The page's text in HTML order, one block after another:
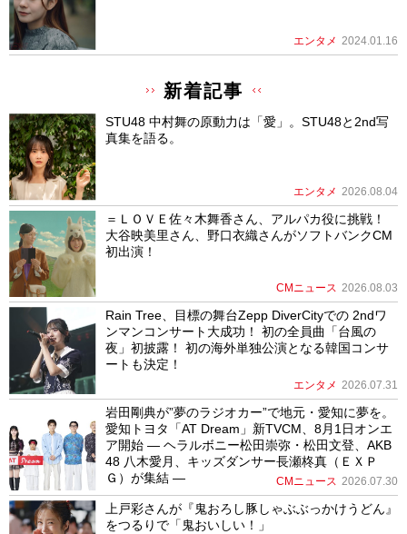
エンタメ 2024.01.16
新着記事
STU48 中村舞の原動力は「愛」。STU48と2nd写
真集を語る。
エンタメ 2026.08.04
＝ＬＯＶＥ佐々木舞香さん、アルパカ役に挑戦！
大谷映美里さん、野口衣織さんがソフトバンクCM
初出演！
CMニュース 2026.08.03
Rain Tree、目標の舞台Zepp DiverCityでの 2ndワ
ンマンコンサート大成功！ 初の全員曲「台風の
夜」初披露！ 初の海外単独公演となる韓国コンサ
ートも決定！
エンタメ 2026.07.31
岩田剛典が”夢のラジオカー”で地元・愛知に夢を。
愛知トヨタ「AT Dream」新TVCM、8月1日オンエ
ア開始 ― ヘラルボニー松田崇弥・松田文登、AKB
48 八木愛月、キッズダンサー長瀬柊真（ＥＸＰ
Ｇ）が集結 ―
CMニュース 2026.07.30
上戸彩さんが『鬼おろし豚しゃぶぶっかけうどん』
をつるりで「鬼おいしい！」